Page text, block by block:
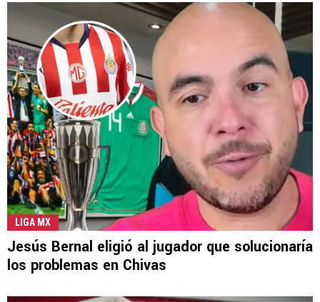
LIGA MX
Jesús Bernal eligió al jugador que solucionaría
los problemas en Chivas